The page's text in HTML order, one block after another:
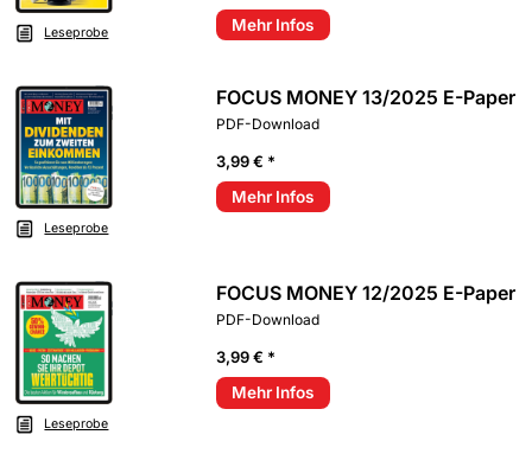
Leseprobe
Mehr Infos
Leseprobe
FOCUS MONEY 13/2025 E-Paper
PDF-Download
3,99 € *
Mehr Infos
Leseprobe
FOCUS MONEY 12/2025 E-Paper
PDF-Download
3,99 € *
Mehr Infos